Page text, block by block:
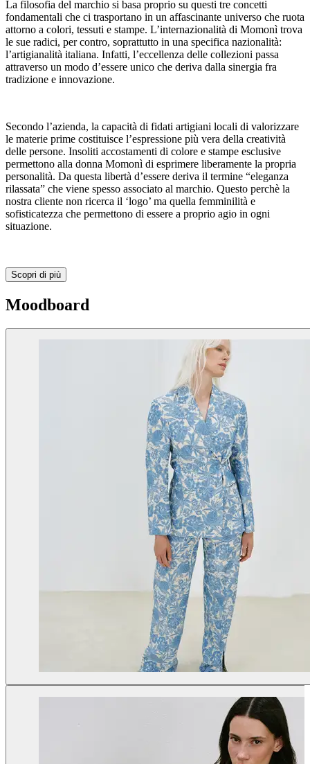
La filosofia del marchio si basa proprio su questi tre concetti
fondamentali che ci trasportano in un affascinante universo che ruota
attorno a colori, tessuti e stampe. L’internazionalità di Momonì trova
le sue radici, per contro, soprattutto in una specifica nazionalità:
l’artigianalità italiana. Infatti, l’eccellenza delle collezioni passa
attraverso un modo d’essere unico che deriva dalla sinergia fra
tradizione e innovazione.
Secondo l’azienda, la capacità di fidati artigiani locali di valorizzare
le materie prime costituisce l’espressione più vera della creatività
delle persone. Insoliti accostamenti di colore e stampe esclusive
permettono alla donna Momonì di esprimere liberamente la propria
personalità. Da questa libertà d’essere deriva il termine “eleganza
rilassata” che viene spesso associato al marchio. Questo perchè la
nostra cliente non ricerca il ‘logo’ ma quella femminilità e
sofisticatezza che permettono di essere a proprio agio in ogni
situazione.
Scopri di più
Moodboard